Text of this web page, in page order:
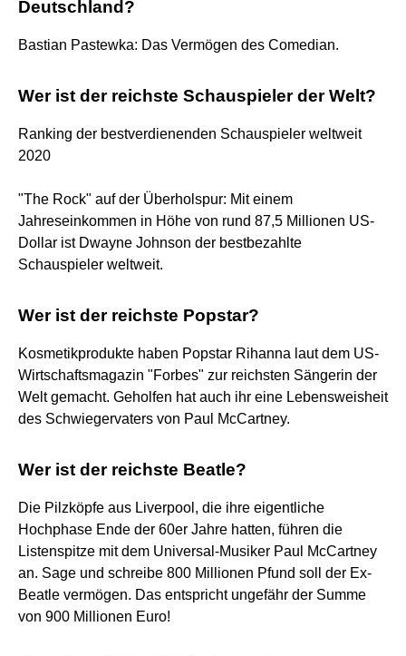
Deutschland?
Bastian Pastewka: Das Vermögen des Comedian.
Wer ist der reichste Schauspieler der Welt?
Ranking der bestverdienenden Schauspieler weltweit
2020
"The Rock" auf der Überholspur: Mit einem
Jahreseinkommen in Höhe von rund 87,5 Millionen US-
Dollar ist Dwayne Johnson der bestbezahlte
Schauspieler weltweit.
Wer ist der reichste Popstar?
Kosmetikprodukte haben Popstar Rihanna laut dem US-
Wirtschaftsmagazin "Forbes" zur reichsten Sängerin der
Welt gemacht. Geholfen hat auch ihr eine Lebensweisheit
des Schwiegervaters von Paul McCartney.
Wer ist der reichste Beatle?
Die Pilzköpfe aus Liverpool, die ihre eigentliche
Hochphase Ende der 60er Jahre hatten, führen die
Listenspitze mit dem Universal-Musiker Paul McCartney
an. Sage und schreibe 800 Millionen Pfund soll der Ex-
Beatle vermögen. Das entspricht ungefähr der Summe
von 900 Millionen Euro!